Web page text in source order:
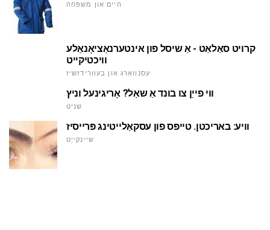
היים און משפּחה
קרויט סאַלאַט - אַ שיסל פון אינטערנאַציאָנאַלע
וויכטיקייט
עסנוואַרג און בעוורידזשיז
ווי פייַן צו בונד אַ שאַל? אָריגינעל וניץ
שניט
וויע: באריכטן. טייפּס פון עסקאַלייטינג פּרייסיז
שיינקייַט